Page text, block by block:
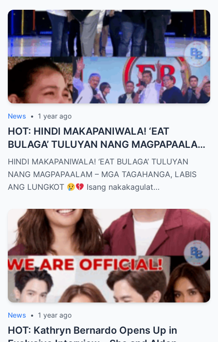
News • 1 year ago
HOT: HINDI MAKAPANIWALA! ‘EAT
BULAGA’ TULUYAN NANG MAGPAPAALAM
– MGA TAGAHANGA, LABIS ANG LUNGKOT
HINDI MAKAPANIWALA! ‘EAT BULAGA’ TULUYAN
NANG MAGPAPAALAM – MGA TAGAHANGA, LABIS
ANG LUNGKOT
Isang nakakagulat…
News • 1 year ago
HOT: Kathryn Bernardo Opens Up in